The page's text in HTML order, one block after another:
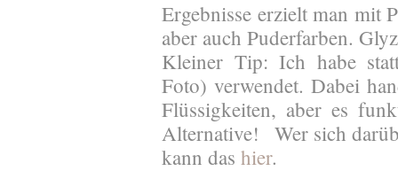
Ergebnisse erzielt man mit
aber auch Puderfarben.
Kleiner Tip: Ich habe
Foto) verwendet. Dabei
Flüssigkeiten, aber es
Alternative!
Wer sich
kann das hier.